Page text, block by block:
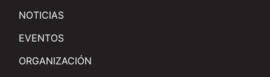
NOTICIAS
EVENTOS
ORGANIZACIÓN